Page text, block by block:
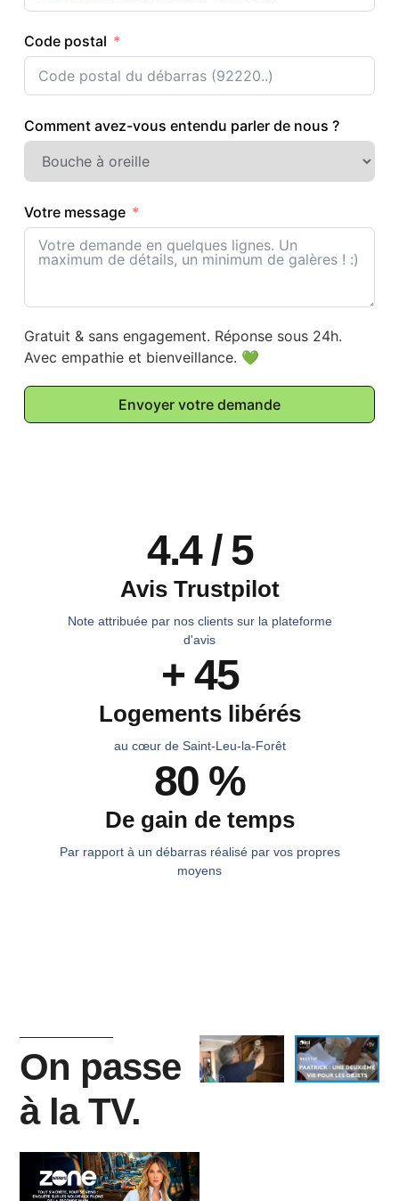
4.4 / 5
Avis Trustpilot
Note attribuée par nos clients sur la plateforme
d'avis
+ 45
Logements libérés
au cœur de Saint-Leu-la-Forêt
80 %
De gain de temps
Par rapport à un débarras réalisé par vos propres
moyens
Code postal
Comment avez-vous entendu parler de nous ?
Votre message
Gratuit & sans engagement. Réponse sous 24h.
Avec empathie et bienveillance. 💚
Envoyer votre demande
On passe
à la TV.